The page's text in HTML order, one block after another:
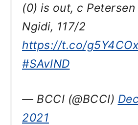
(0) is out, c
Ngidi, 117/2
https://t.co/
#SAvIND
— BCCI (@BCCI)
2021